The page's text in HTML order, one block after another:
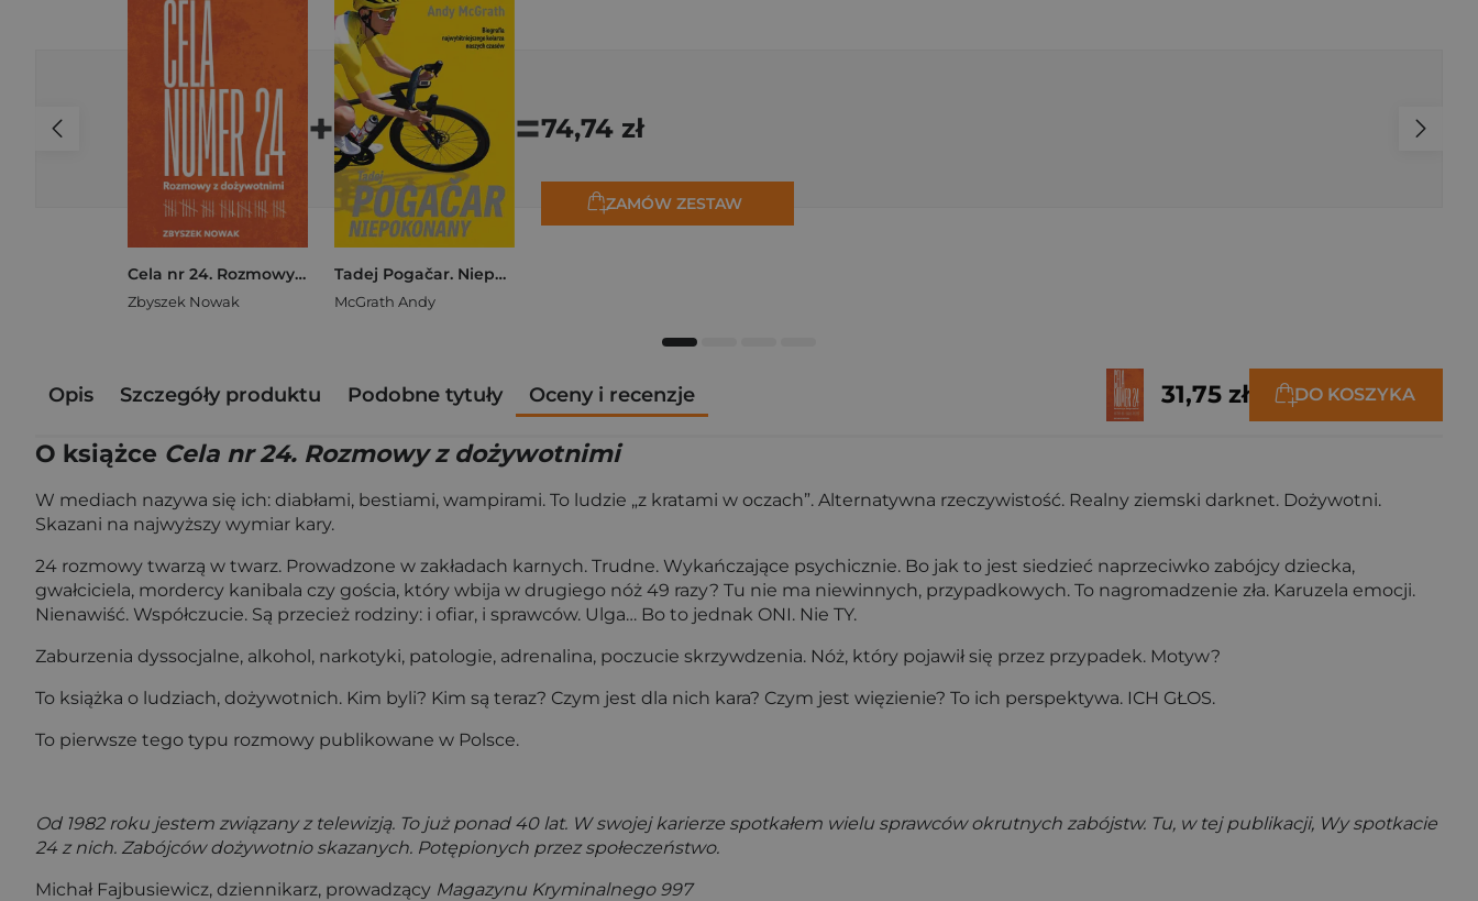
Cela nr 24. Rozmowy z dożywotnimi
Zbyszek Nowak
+
Tadej Pogačar. Niepokonany
McGrath Andy
=74,74 zł
ZAMÓW ZESTAW
Opis Szczegóły produktu Podobne tytuły Oceny i recenzje 31,75 zł DO KOSZYKA
O książce Cela nr 24. Rozmowy z dożywotnimi
W mediach nazywa się ich: diabłami, bestiami, wampirami. To ludzie „z kratami w oczach”. Alternatywna rzeczywistość. Realny ziemski darknet. Dożywotni.
Skazani na najwyższy wymiar kary.
24 rozmowy twarzą w twarz. Prowadzone w zakładach karnych. Trudne. Wykańczające psychicznie. Bo jak to jest siedzieć naprzeciwko zabójcy dziecka,
gwałciciela, mordercy kanibala czy gościa, który wbija w drugiego nóż 49 razy? Tu nie ma niewinnych, przypadkowych. To nagromadzenie zła. Karuzela emocji.
Nienawiść. Współczucie. Są przecież rodziny: i ofiar, i sprawców. Ulga… Bo to jednak ONI. Nie TY.
Zaburzenia dyssocjalne, alkohol, narkotyki, patologie, adrenalina, poczucie skrzywdzenia. Nóż, który pojawił się przez przypadek. Motyw?
To książka o ludziach, dożywotnich. Kim byli? Kim są teraz? Czym jest dla nich kara? Czym jest więzienie? To ich perspektywa. ICH GŁOS.
To pierwsze tego typu rozmowy publikowane w Polsce.
Od 1982 roku jestem związany z telewizją. To już ponad 40 lat. W swojej karierze spotkałem wielu sprawców okrutnych zabójstw. Tu, w tej publikacji, Wy spotkacie
24 z nich. Zabójców dożywotnio skazanych. Potępionych przez społeczeństwo.
Michał Fajbusiewicz, dziennikarz, prowadzący Magazynu Kryminalnego 997